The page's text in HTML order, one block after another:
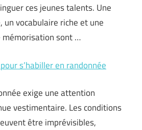
ces jeunes talents. Une
vocabulaire riche et une
mémorisation sont …
s’habiller en randonnée
exige une attention
vestimentaire. Les conditions
être imprévisibles,